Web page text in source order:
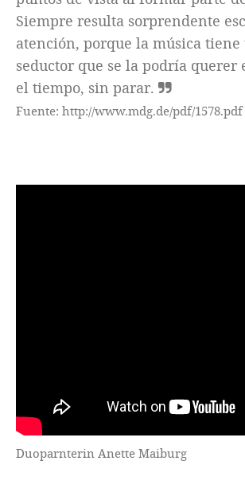
Siempre resulta sorprendente
atención, porque la música tiene
seductor que se la podría querer
el tiempo, sin parar.
Fuente: http://www.mdg.de/pdf/1578.pdf
Duoparnterin Anette Maiburg